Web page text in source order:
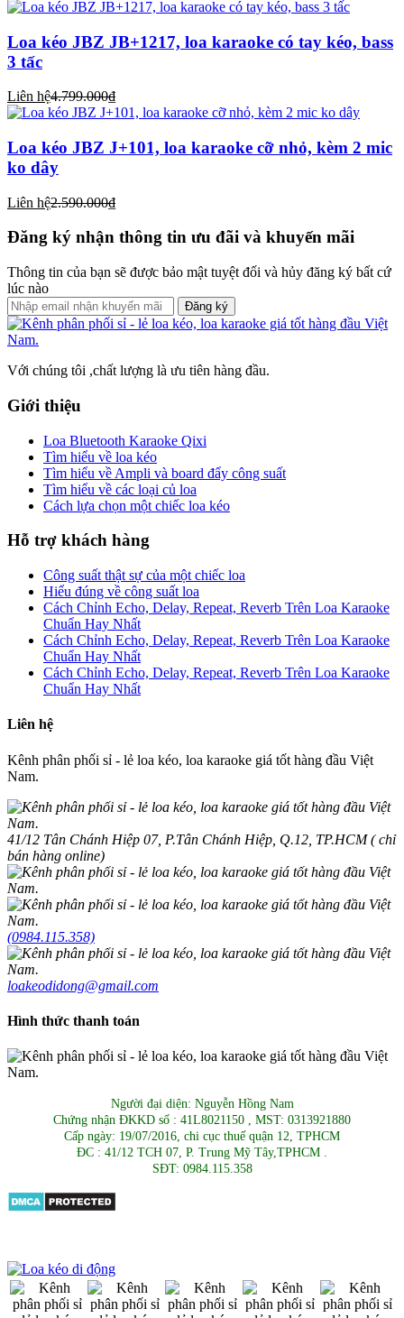
Loa kéo JBZ JB+1217, loa karaoke có tay kéo, bass
3 tấc
Liên hệ4.799.000₫
Loa kéo JBZ J+101, loa karaoke cỡ nhỏ, kèm 2 mic
ko dây
Liên hệ2.590.000₫
Đăng ký nhận thông tin ưu đãi và khuyến mãi
Thông tin của bạn sẽ được bảo mật tuyệt đối và hủy đăng ký bất cứ
lúc nào
Đăng ký
Với chúng tôi ,chất lượng là ưu tiên hàng đầu.
Giới thiệu
Loa Bluetooth Karaoke Qixi
Tìm hiểu về loa kéo
Tìm hiểu về Ampli và board đẩy công suất
Tìm hiểu về các loại củ loa
Cách lựa chọn một chiếc loa kéo
Hỗ trợ khách hàng
Công suất thật sự của một chiếc loa
Hiểu đúng về công suất loa
Cách Chỉnh Echo, Delay, Repeat, Reverb Trên Loa Karaoke
Chuẩn Hay Nhất
Cách Chỉnh Echo, Delay, Repeat, Reverb Trên Loa Karaoke
Chuẩn Hay Nhất
Cách Chỉnh Echo, Delay, Repeat, Reverb Trên Loa Karaoke
Chuẩn Hay Nhất
Liên hệ
Kênh phân phối sỉ - lẻ loa kéo, loa karaoke giá tốt hàng đầu Việt
Nam.
41/12 Tân Chánh Hiệp 07, P.Tân Chánh Hiệp, Q.12, TP.HCM ( chỉ
bán hàng online)
(0984.115.358)
loakeodidong@gmail.com
Hình thức thanh toán
Người đại diện: Nguyễn Hồng Nam
Chứng nhận ĐKKD số : 41L8021150 , MST: 0313921880
Cấp ngày: 19/07/2016, chi cục thuế quận 12, TPHCM
ĐC : 41/12 TCH 07, P. Trung Mỹ Tây,TPHCM .
SĐT: 0984.115.358